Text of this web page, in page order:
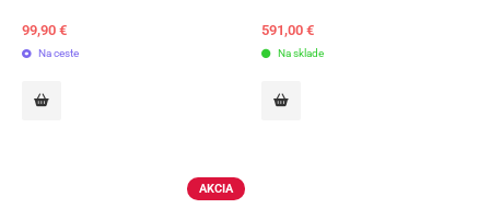
99,90 €
Na ceste
591,00 €
Na sklade
AKCIA